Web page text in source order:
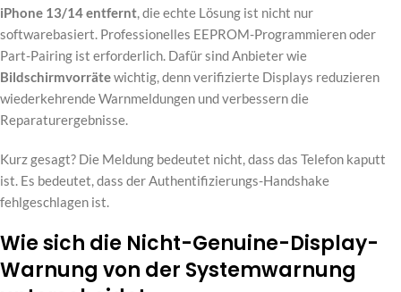
iPhone 13/14 entfernt, die echte Lösung ist nicht nur
softwarebasiert. Professionelles EEPROM-Programmieren oder
Part-Pairing ist erforderlich. Dafür sind Anbieter wie
Bildschirmvorrätewichtig, denn verifizierte Displays reduzieren
wiederkehrende Warnmeldungen und verbessern die
Reparaturergebnisse.
Kurz gesagt? Die Meldung bedeutet nicht, dass das Telefon kaputt
ist. Es bedeutet, dass der Authentifizierungs-Handshake
fehlgeschlagen ist.
Wie sich die Nicht-Genuine-Display-
Warnung von der Systemwarnung